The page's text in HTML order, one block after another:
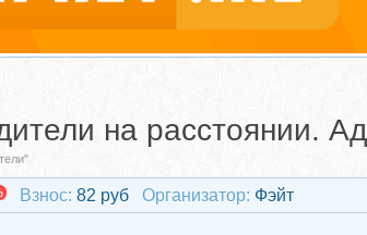
на расстоянии.
Взнос: 82 руб Организатор: Фэйт